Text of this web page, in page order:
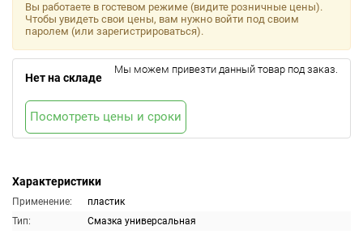
Характеристики
Применение:
пластик
Тип:
Смазка универсальная
Вы работаете в гостевом режиме (видите розничные цены).
Чтобы увидеть свои цены, вам нужно войти под своим
паролем (или зарегистрироваться).
Нет на складе
Мы можем привезти данный товар под заказ.
Посмотреть цены и сроки